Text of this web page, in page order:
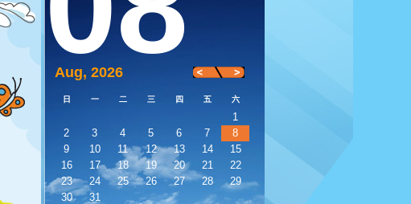
Aug, 2026
日 一 二 三 四 五 六
1
2
3 4 5 6 7
8
9
10 11 12 13 14
15
16
17 18 19 20 21
22
23
24 25 26 27 28
29
30
31